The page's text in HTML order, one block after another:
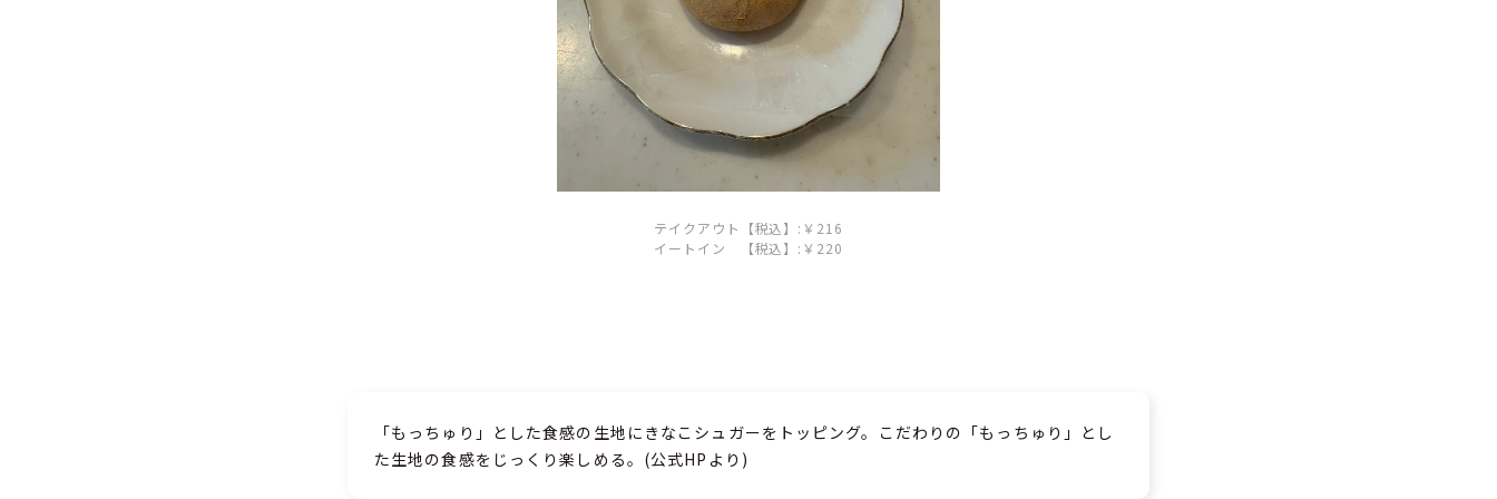
テイクアウト【税込】:￥216
イートイン 【税込】:￥220
「もっちゅり」とした食感の生地にきなこシュガーをトッピング。こだわりの「もっちゅり」とし
た生地の食感をじっくり楽しめる。(公式HPより)